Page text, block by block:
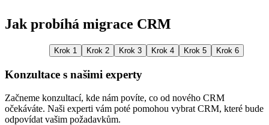
Jak probíhá migrace CRM
Krok 1 Krok 2 Krok 3 Krok 4 Krok 5 Krok 6
Konzultace s našimi experty
Začneme konzultací, kde nám povíte, co od nového CRM
očekáváte. Naši experti vám poté pomohou vybrat CRM, které bude
odpovídat vašim požadavkům.